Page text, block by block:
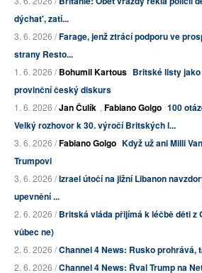
dýchat', zatí...
3. 6. 2026 /Farage, jenž ztrácí podporu ve
strany Resto...
1. 6. 2026 /Bohumil Kartous Britské listy
provinční český diskurs
1. 6. 2026 /Jan Čulík , Fabiano Golgo 100
Velký rozhovor k 30. výročí Britských l...
3. 6. 2026 /Fabiano Golgo Když už ani Milli
Trumpovi
3. 6. 2026 /Izrael útočí na jižní Libanon
upevnění ...
2. 6. 2026 /Britská vláda přijímá k léčbě děti z
vůbec ne)
2. 6. 2026 /Channel 4 News: Rusko prohrává,
2. 6. 2026 /Channel 4 News: Řval Trump na